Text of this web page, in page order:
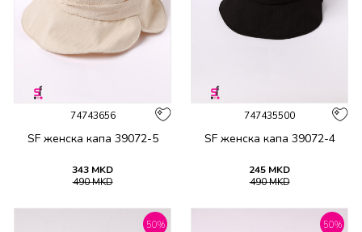
74743656
SF женска капа 39072-5
343 MKD
490MKD
747435500
SF женска капа 39072-4
245 MKD
490MKD
50% 50%